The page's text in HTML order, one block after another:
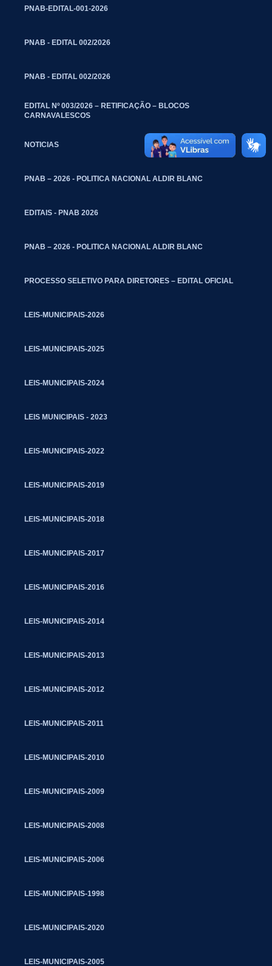
PNAB-EDITAL-001-2026
PNAB - EDITAL 002/2026
PNAB - EDITAL 002/2026
EDITAL Nº 003/2026 – RETIFICAÇÃO – BLOCOS
CARNAVALESCOS
NOTICIAS
PNAB – 2026 - POLITICA NACIONAL ALDIR BLANC
EDITAIS - PNAB 2026
PNAB – 2026 - POLITICA NACIONAL ALDIR BLANC
PROCESSO SELETIVO PARA DIRETORES – EDITAL OFICIAL
LEIS-MUNICIPAIS-2026
LEIS-MUNICIPAIS-2025
LEIS-MUNICIPAIS-2024
LEIS MUNICIPAIS - 2023
LEIS-MUNICIPAIS-2022
LEIS-MUNICIPAIS-2019
LEIS-MUNICIPAIS-2018
LEIS-MUNICIPAIS-2017
LEIS-MUNICIPAIS-2016
LEIS-MUNICIPAIS-2014
LEIS-MUNICIPAIS-2013
LEIS-MUNICIPAIS-2012
LEIS-MUNICIPAIS-2011
LEIS-MUNICIPAIS-2010
LEIS-MUNICIPAIS-2009
LEIS-MUNICIPAIS-2008
LEIS-MUNICIPAIS-2006
LEIS-MUNICIPAIS-1998
LEIS-MUNICIPAIS-2020
LEIS-MUNICIPAIS-2005